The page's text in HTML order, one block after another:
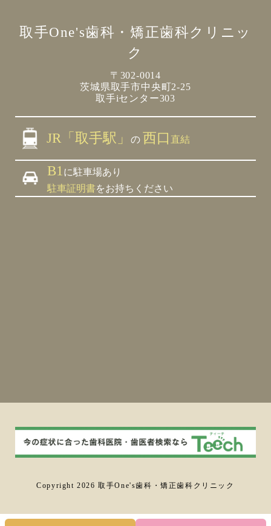
取手One's歯科・矯正歯科クリニッ
ク
〒302-0014
茨城県取手市中央町2-25
取手iセンター303
JR「取手駅」 の 西口 直結
B1 に駐車場あり
駐車証明書をお持ちください
Copyright 2026 取手One's歯科・矯正歯科クリニック